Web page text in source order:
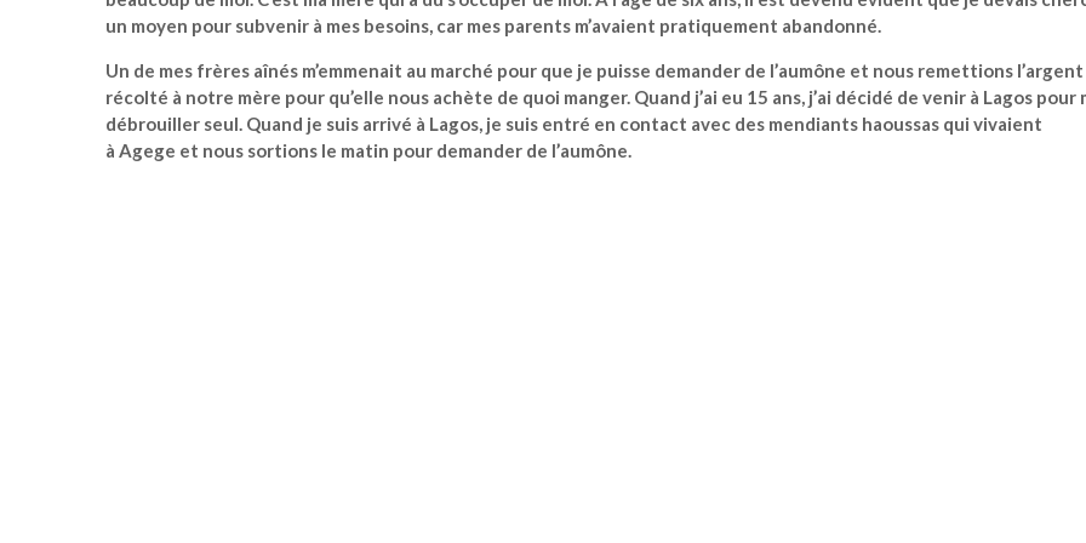
un moyen pour subvenir à mes besoins, car mes parents m’avaient pratiquement abandonné.
Un de mes frères aînés m’emmenait au marché pour que je puisse demander de l’aumône et nous remettions l’argent
récolté à notre mère pour qu’elle nous achète de quoi manger. Quand j’ai eu 15 ans, j’ai décidé de venir à Lagos pour
débrouiller seul. Quand je suis arrivé à Lagos, je suis entré en contact avec des mendiants haoussas qui vivaient
à Agege et nous sortions le matin pour demander de l’aumône.